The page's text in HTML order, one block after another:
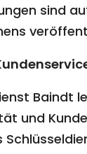
sind
Baindt
und